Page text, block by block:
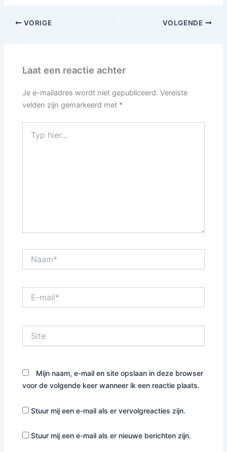
VORIGE VOLGENDE
Laat een reactie achter
Je e-mailadres wordt niet gepubliceerd. Vereiste
velden zijn gemarkeerd met *
hier...
mail*
Mijn naam, e-mail en site opslaan in deze browser
voor de volgende keer wanneer ik een reactie plaats.
Stuur mij een e-mail als er vervolgreacties zijn.
Stuur mij een e-mail als er nieuwe berichten zijn.